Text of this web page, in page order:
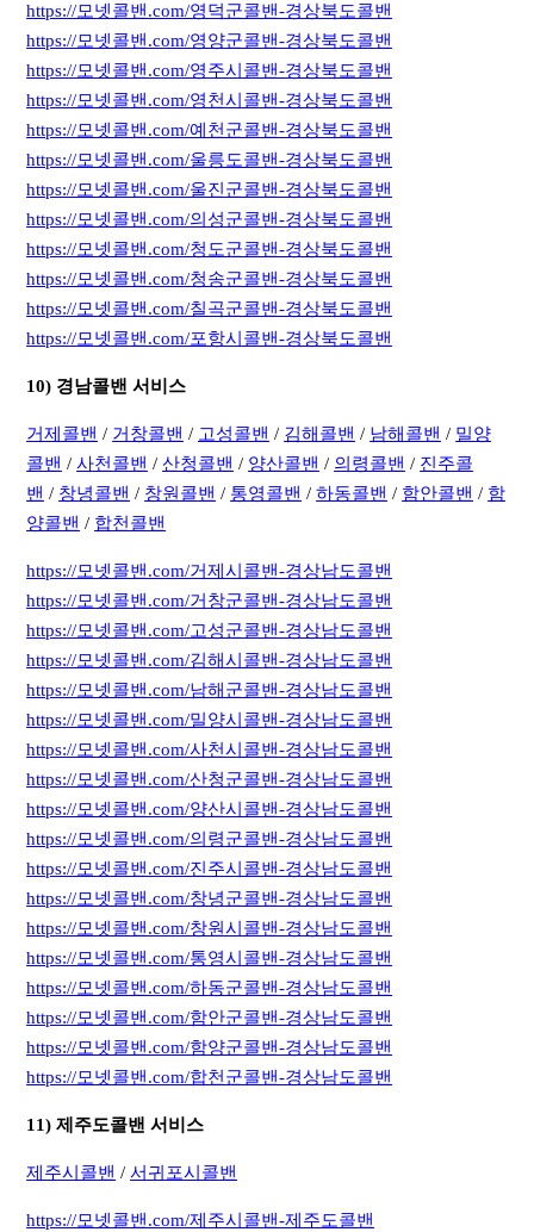
https://모넷콜밴.com/영덕군콜밴-경상북도콜밴
https://모넷콜밴.com/영양군콜밴-경상북도콜밴
https://모넷콜밴.com/영주시콜밴-경상북도콜밴
https://모넷콜밴.com/영천시콜밴-경상북도콜밴
https://모넷콜밴.com/예천군콜밴-경상북도콜밴
https://모넷콜밴.com/울릉도콜밴-경상북도콜밴
https://모넷콜밴.com/울진군콜밴-경상북도콜밴
https://모넷콜밴.com/의성군콜밴-경상북도콜밴
https://모넷콜밴.com/청도군콜밴-경상북도콜밴
https://모넷콜밴.com/청송군콜밴-경상북도콜밴
https://모넷콜밴.com/칠곡군콜밴-경상북도콜밴
https://모넷콜밴.com/포항시콜밴-경상북도콜밴
10) 경남콜밴 서비스
거제콜밴 / 거창콜밴 / 고성콜밴 / 김해콜밴 / 남해콜밴 / 밀양
콜밴 /사천콜밴 /산청콜밴 / 양산콜밴 / 의령콜밴 / 진주콜
밴 / 창녕콜밴 / 창원콜밴 / 통영콜밴 /하동콜밴 / 함안콜밴 / 함
양콜밴 / 합천콜밴
https://모넷콜밴.com/거제시콜밴-경상남도콜밴
https://모넷콜밴.com/거창군콜밴-경상남도콜밴
https://모넷콜밴.com/고성군콜밴-경상남도콜밴
https://모넷콜밴.com/김해시콜밴-경상남도콜밴
https://모넷콜밴.com/남해군콜밴-경상남도콜밴
https://모넷콜밴.com/밀양시콜밴-경상남도콜밴
https://모넷콜밴.com/사천시콜밴-경상남도콜밴
https://모넷콜밴.com/산청군콜밴-경상남도콜밴
https://모넷콜밴.com/양산시콜밴-경상남도콜밴
https://모넷콜밴.com/의령군콜밴-경상남도콜밴
https://모넷콜밴.com/진주시콜밴-경상남도콜밴
https://모넷콜밴.com/창녕군콜밴-경상남도콜밴
https://모넷콜밴.com/창원시콜밴-경상남도콜밴
https://모넷콜밴.com/통영시콜밴-경상남도콜밴
https://모넷콜밴.com/하동군콜밴-경상남도콜밴
https://모넷콜밴.com/함안군콜밴-경상남도콜밴
https://모넷콜밴.com/함양군콜밴-경상남도콜밴
https://모넷콜밴.com/합천군콜밴-경상남도콜밴
11) 제주도콜밴 서비스
제주시콜밴 /서귀포시콜밴
https://모넷콜밴.com/제주시콜밴-제주도콜밴